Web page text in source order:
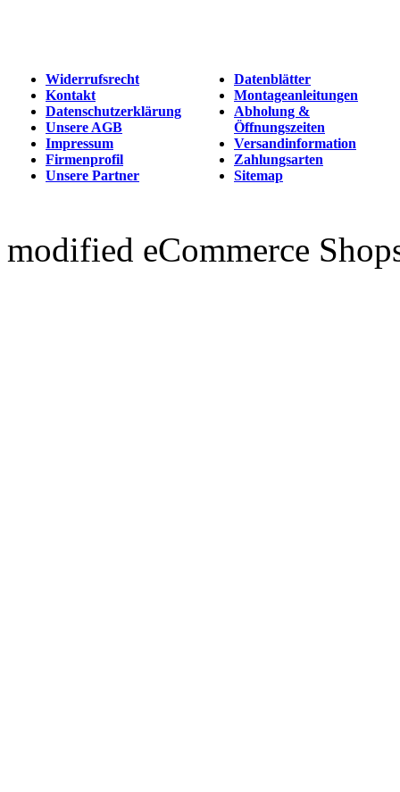
Widerrufsrecht
Kontakt
Datenschutzerklärung
Unsere AGB
Impressum
Firmenprofil
Unsere Partner
Datenblätter
Montageanleitungen
Abholung &
Öffnungszeiten
Versandinformation
Zahlungsarten
Sitemap
modified eCommerce